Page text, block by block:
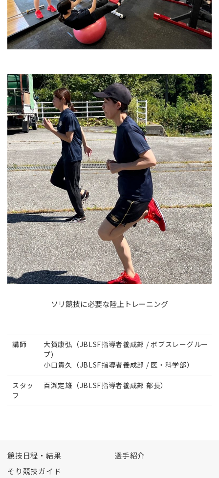
ソリ競技に必要な陸上トレーニング
講師
大賀康弘（JBLSF指導者養成部 / ボブスレーグルー
プ）
小口貴久（JBLSF指導者養成部 / 医・科学部）
スタッ
フ
百瀬定雄（JBLSF指導者養成部 部長）
競技日程・結果
選手紹介
そり競技ガイド